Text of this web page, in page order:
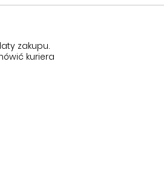
zakupu.
kuriera